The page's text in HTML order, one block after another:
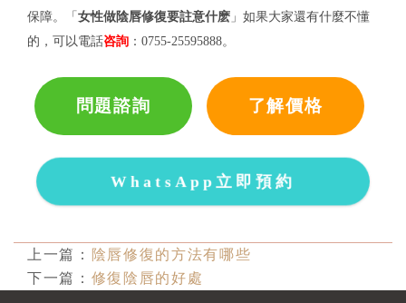
保障。「 女性做陰唇修復要註意什麽 」如果大家還有什麼不懂
的，可以電話咨詢 ： 0755-25595888。
問題諮詢 了解價格
WhatsApp立即預約
上一篇：
陰唇修復的方法有哪些
下一篇： 修復陰唇的好處